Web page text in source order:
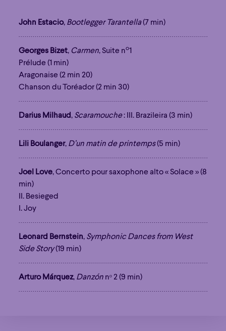
John Estacio, Bootlegger Tarantella(7 min)
Georges Bizet, Carmen, Suite no1
Prélude (1 min)
Aragonaise (2 min 20)
Chanson du Toréador (2 min 30)
Darius Milhaud, Scaramouche: III. Brazileira (3 min)
Lili Boulanger, D’un matin de printemps(5 min)
Joel Love, Concerto pour saxophone alto « Solace » (8
min)
II. Besieged
I. Joy
Leonard Bernstein, Symphonic Dances from West
Side Story(19 min)
Arturo Márquez, Danzón nᵒ 2 (9 min)